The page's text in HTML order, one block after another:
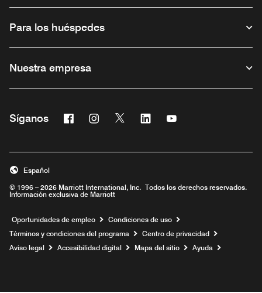
Para los huéspedes
Nuestra empresa
Síganos Facebook
Abre una ventana nueva
Instagram
Abre una ventana nueva
Twitter
Abre una ventana nueva
Linkedin
Abre una ventana nueva
Abre una ventana
© 1996 – 2026 Marriott International, Inc. Todos los derechos reservados.
Información exclusiva de Marriott
Español
Oportunidades de empleo Abre una ventana nueva
Condiciones de uso
Términos y condiciones del programa
Centro de privacidad
Aviso legal
Accesibilidad digital Mapa del sitio Ayuda